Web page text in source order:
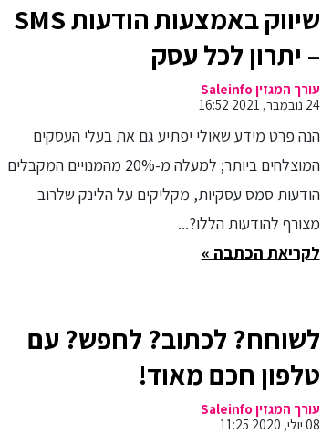
שיווק באמצעות הודעות SMS
– יתרון לכל עסק
עורך המגזין Saleinfo
24 נובמבר, 2021 16:52
הנה פרט מידע שאולי יפתיע גם את בעלי העסקים
המוצלחים ביותר; למעלה מ-20% מהמנויים המקבלים
הודעות סמס עסקיות, מקליקים על הלינק שלרוב
מצורף להודעות הללו?...
לקריאת הכתבה »
לשוחח? לכתוב? לחפש? עם
טלפון חכם מאוד!
עורך המגזין Saleinfo
08 יולי, 2020 11:25